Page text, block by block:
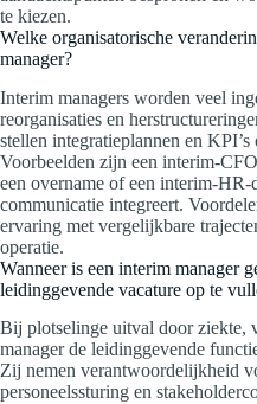
te kiezen.
Welke organisatorische
manager?
Interim managers worden veel
reorganisaties en
stellen integratieplannen en
Voorbeelden zijn een interim-
een overname of een interim-
communicatie integreert.
ervaring met vergelijkbare
operatie.
Wanneer is een interim manager
leidinggevende vacature op te
Bij plotselinge uitval door ziekte,
manager de leidinggevende
Zij nemen verantwoordelijkheid
personeelssturing en